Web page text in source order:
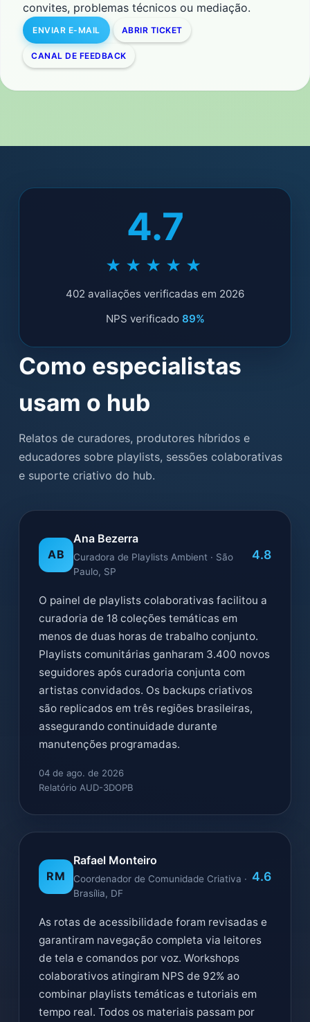
convites, problemas técnicos ou mediação.
ENVIAR E-MAIL ABRIR TICKET
CANAL DE FEEDBACK
4.7
★★★★★
402 avaliações verificadas em 2026
NPS verificado 89%
Como especialistas
usam o hub
Relatos de curadores, produtores híbridos e
educadores sobre playlists, sessões colaborativas
e suporte criativo do hub.
AB
Ana Bezerra
Curadora de Playlists Ambient · São
Paulo, SP
4.8
O painel de playlists colaborativas facilitou a
curadoria de 18 coleções temáticas em
menos de duas horas de trabalho conjunto.
Playlists comunitárias ganharam 3.400 novos
seguidores após curadoria conjunta com
artistas convidados. Os backups criativos
são replicados em três regiões brasileiras,
assegurando continuidade durante
manutenções programadas.
04 de ago. de 2026
Relatório AUD-3DOPB
RM
Rafael Monteiro
Coordenador de Comunidade Criativa ·
Brasília, DF
4.6
As rotas de acessibilidade foram revisadas e
garantiram navegação completa via leitores
de tela e comandos por voz. Workshops
colaborativos atingiram NPS de 92% ao
combinar playlists temáticas e tutoriais em
tempo real. Todos os materiais passam por